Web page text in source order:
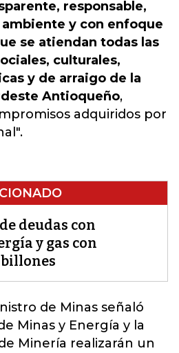
responsable,
y con enfoque
se atiendan todas las
culturales,
y de arraigo de la
Antioqueño,
adquiridos por
deudas con
y gas con
billones
de Minas señaló
Minas y Energía y la
Minería realizarán un